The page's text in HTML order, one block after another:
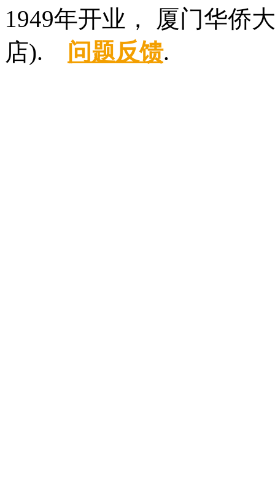
1949年开业， 厦门华侨
店). 问题反馈.